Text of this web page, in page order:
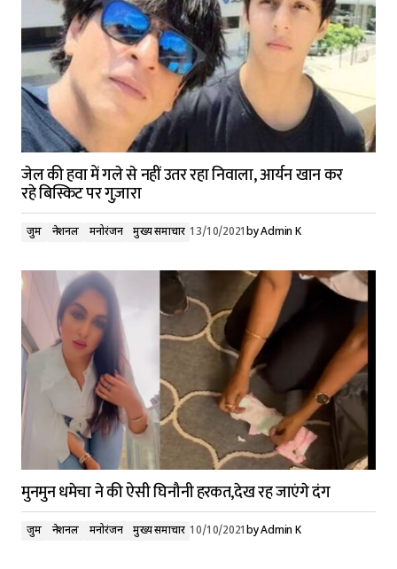
जेल की हवा में गले से नहीं उतर रहा निवाला, आर्यन खान कर
रहे बिस्किट पर गुज़ारा
जुर्म नेशनल मनोरंजन मुख्य समाचार 13/10/2021byAdmin K
मुनमुन धमेचा ने की ऐसी घिनौनी हरकत,देख रह जाएंगे दंग
जुर्म नेशनल मनोरंजन मुख्य समाचार 10/10/2021byAdmin K